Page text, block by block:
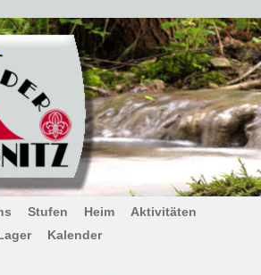
Stufen Heim
Aktivitäten
Kalender